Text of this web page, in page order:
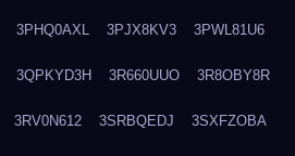
3PHQ0AXL 3PJX8KV3 3PWL81U6
3QPKYD3H 3R660UUO 3R8OBY8R
3RV0N612 3SRBQEDJ 3SXFZOBA